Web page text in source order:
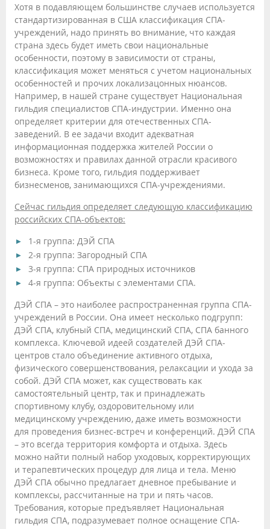
Хотя в подавляющем большинстве случаев используется
стандартизированная в США классификация СПА-
учреждений, надо принять во внимание, что каждая
страна здесь будет иметь свои национальные
особенности, поэтому в зависимости от страны,
классификация может меняться с учетом национальных
особенностей и прочих локализацонных нюансов.
Например, в нашей стране существует Национальная
гильдия специалистов СПА-индустрии. Именно она
определяет критерии для отечественных СПА-
заведений. В ее задачи входит адекватная
информационная поддержка жителей России о
возможностях и правилах данной отрасли красивого
бизнеса. Кроме того, гильдия поддерживает
бизнесменов, занимающихся СПА-учреждениями.
Сейчас гильдия определяет следующую классификацию
российских СПА-объектов:
1-я группа: ДЭЙ СПА
2-я группа: Загородный СПА
3-я группа: СПА природных источников
4-я группа: Объекты с элементами СПА.
ДЭЙ СПА – это наиболее распространенная группа СПА-
учреждений в России. Она имеет несколько подгрупп:
ДЭЙ СПА, клубный СПА, медицинский СПА, СПА банного
комплекса. Ключевой идеей создателей ДЭЙ СПА-
центров стало объединение активного отдыха,
физического совершенствования, релаксации и ухода за
собой. ДЭЙ СПА может, как существовать как
самостоятельный центр, так и принадлежать
спортивному клубу, оздоровительному или
медицинскому учреждению, даже иметь возможности
для проведения бизнес-встреч и конференций. ДЭЙ СПА
– это всегда территория комфорта и отдыха. Здесь
можно найти полный набор уходовых, корректирующих
и терапевтических процедур для лица и тела. Меню
ДЭЙ СПА обычно предлагает дневное пребывание и
комплексы, рассчитанные на три и пять часов.
Требования, которые предъявляет Национальная
гильдия СПА, подразумевает полное оснащение СПА-